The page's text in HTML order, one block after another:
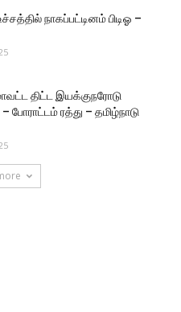
நாகப்பட்டினம் பிடிஓ –
திட்ட இயக்குநரோடு
போராட்டம் ரத்து – தமிழ்நாடு